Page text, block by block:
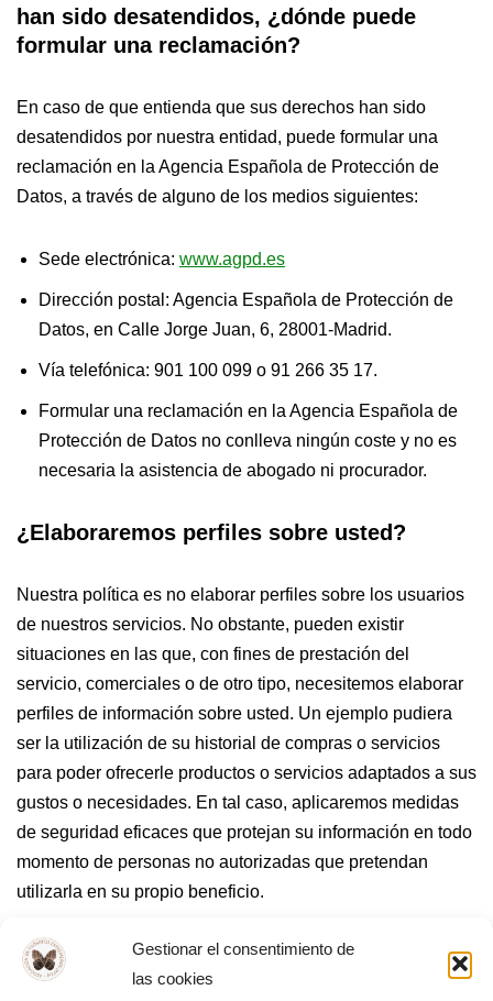
Gestionar el consentimiento de
las cookies
han sido desatendidos, ¿dónde puede
formular una reclamación?
En caso de que entienda que sus derechos han sido
desatendidos por nuestra entidad, puede formular una
reclamación en la Agencia Española de Protección de
Datos, a través de alguno de los medios siguientes:
Sede electrónica: www.agpd.es
Dirección postal: Agencia Española de Protección de
Datos, en Calle Jorge Juan, 6, 28001-Madrid.
Vía telefónica: 901 100 099 o 91 266 35 17.
Formular una reclamación en la Agencia Española de
Protección de Datos no conlleva ningún coste y no es
necesaria la asistencia de abogado ni procurador.
¿Elaboraremos perfiles sobre usted?
Nuestra política es no elaborar perfiles sobre los usuarios
de nuestros servicios. No obstante, pueden existir
situaciones en las que, con fines de prestación del
servicio, comerciales o de otro tipo, necesitemos elaborar
perfiles de información sobre usted. Un ejemplo pudiera
ser la utilización de su historial de compras o servicios
para poder ofrecerle productos o servicios adaptados a sus
gustos o necesidades. En tal caso, aplicaremos medidas
de seguridad eficaces que protejan su información en todo
momento de personas no autorizadas que pretendan
utilizarla en su propio beneficio.
¿Usaremos sus datos para otros fines?